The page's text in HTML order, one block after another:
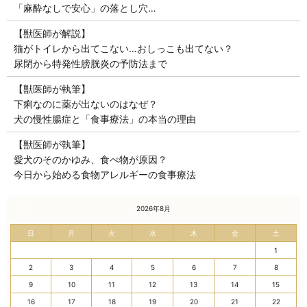
「麻酔なしで安心」の落とし穴…
【獣医師が解説】
猫がトイレから出てこない…おしっこも出てない？
尿閉から特発性膀胱炎の予防法まで
【獣医師が執筆】
下痢なのに薬が出ないのはなぜ？
犬の慢性腸症と「食事療法」の本当の理由
【獣医師が執筆】
愛犬のそのかゆみ、食べ物が原因？
今日から始める食物アレルギーの食事療法
2026年8月
日 月 火 水 木 金 土
1
2 3 4 5 6 7 8
9 10 11 12 13 14 15
16 17 18 19 20 21 22